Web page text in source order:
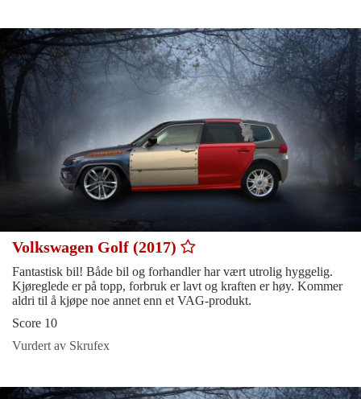
Volkswagen Golf (2017)
Fantastisk bil! Både bil og forhandler har vært utrolig hyggelig.
Kjøreglede er på topp, forbruk er lavt og kraften er høy. Kommer
aldri til å kjøpe noe annet enn et VAG-produkt.
Score 10
Vurdert av Skrufex